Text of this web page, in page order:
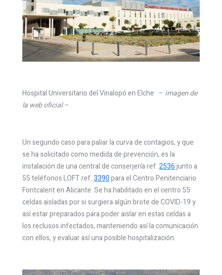
Hospital Universitario del Vinalopó en Elche – imagen de
la web oficial –
Un segundo caso para paliar la curva de contagios, y que
se ha solicitado como medida de prevención, es la
instalación de una central de conserjería ref.2536junto a
55 teléfonos LOFT ref.3390para el Centro Penitenciario
Fontcalent en Alicante. Se ha habilitado en el centro 55
celdas aisladas por si surgiera algún brote de COVID-19 y
así estar preparados para poder aislar en estas celdas a
los reclusos infectados, manteniendo así la comunicación
con ellos, y evaluar así una posible hospitalización.